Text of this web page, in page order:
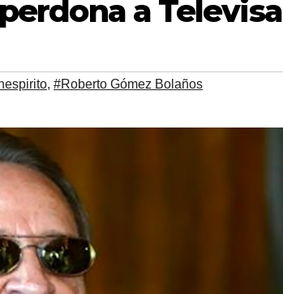
a Televisa
, #Roberto Gómez Bolaños